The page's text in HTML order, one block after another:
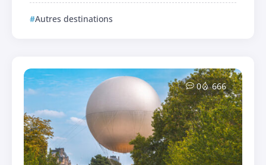
Autres destinations
0 666